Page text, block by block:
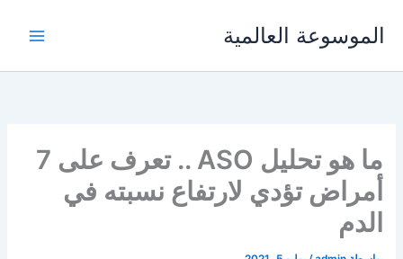
الموسوعة العالمية
ما هو تحليل ASO .. تعرف على 7
أمراض تؤدي لارتفاع نسبته في
الدم